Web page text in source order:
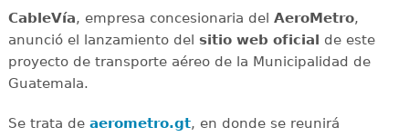
CableVía, empresa concesionaria del AeroMetro,
anunció el lanzamiento del sitio web oficial de este
proyecto de transporte aéreo de la Municipalidad de
Guatemala.
Se trata de aerometro.gt, en donde se reunirá